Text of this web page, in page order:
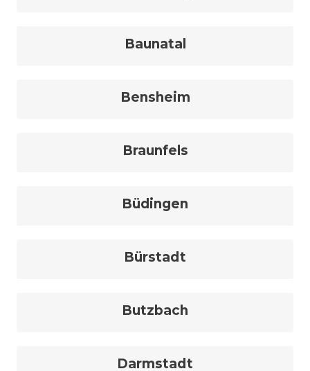
Baunatal
Bensheim
Braunfels
Büdingen
Bürstadt
Butzbach
Darmstadt